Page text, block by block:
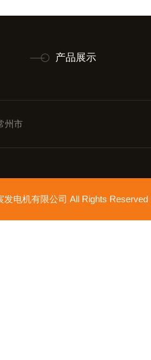
产品展示
州市
发电机有限公司 All Rights